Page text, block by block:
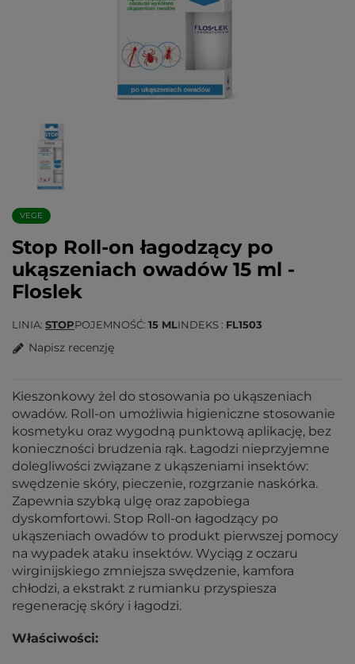
VEGE
Stop Roll-on łagodzący po
ukąszeniach owadów 15 ml -
Floslek
LINIA STOPPOJEMNOŚĆ 15 MLINDEKS FL1503
Napisz recenzję
Kieszonkowy żel do stosowania po ukąszeniach
owadów. Roll-on umożliwia higieniczne stosowanie
kosmetyku oraz wygodną punktową aplikację, bez
konieczności brudzenia rąk. Łagodzi nieprzyjemne
dolegliwości związane z ukąszeniami insektów:
swędzenie skóry, pieczenie, rozgrzanie naskórka.
Zapewnia szybką ulgę oraz zapobiega
dyskomfortowi. Stop Roll-on łagodzący po
ukąszeniach owadów to produkt pierwszej pomocy
na wypadek ataku insektów. Wyciąg z oczaru
wirginijskiego zmniejsza swędzenie, kamfora
chłodzi, a ekstrakt z rumianku przyspiesza
regenerację skóry i łagodzi.
Właściwości: